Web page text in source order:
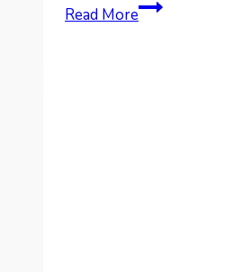
Read MoreMilyen